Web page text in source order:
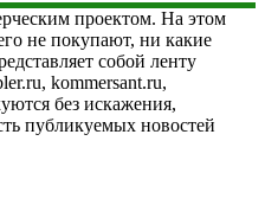
проектом. На этом
не покупают, ни какие
собой ленту
kommersant.ru,
без искажения,
публикуемых новостей